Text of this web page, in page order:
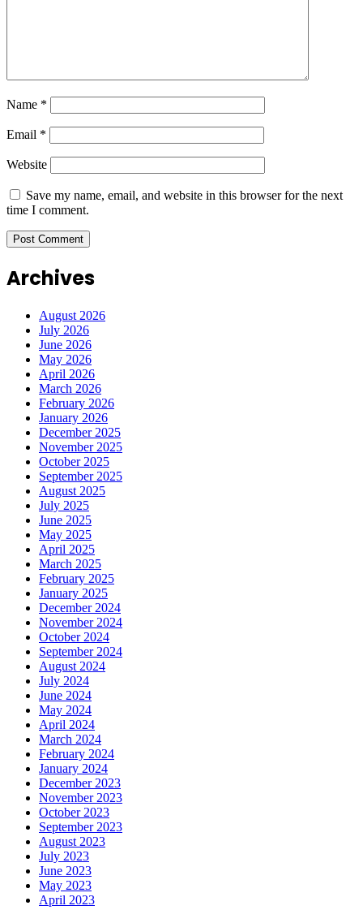
Name *
Email *
Website
Save my name, email, and website in this browser for the next
time I comment.
Archives
August 2026
July 2026
June 2026
May 2026
April 2026
March 2026
February 2026
January 2026
December 2025
November 2025
October 2025
September 2025
August 2025
July 2025
June 2025
May 2025
April 2025
March 2025
February 2025
January 2025
December 2024
November 2024
October 2024
September 2024
August 2024
July 2024
June 2024
May 2024
April 2024
March 2024
February 2024
January 2024
December 2023
November 2023
October 2023
September 2023
August 2023
July 2023
June 2023
May 2023
April 2023